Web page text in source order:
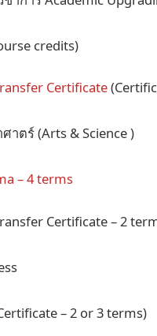
credits)
Certificate
ตร์ (Arts & Science )
– 4 terms
Certificate – 2
– 2 or 3 terms)